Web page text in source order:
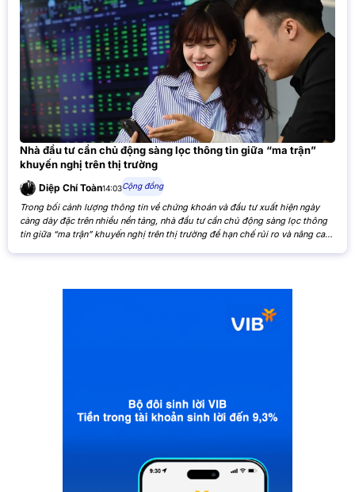
Nhà đầu tư cần chủ động sàng lọc thông tin giữa “ma trận”
khuyến nghị trên thị trường
Diệp Chí Toàn14:03Cộng đồng
Trong bối cảnh lượng thông tin về chứng khoán và đầu tư xuất hiện ngày
càng dày đặc trên nhiều nền tảng, nhà đầu tư cần chủ động sàng lọc thông
tin giữa “ma trận” khuyến nghị trên thị trường để hạn chế rủi ro và nâng cao